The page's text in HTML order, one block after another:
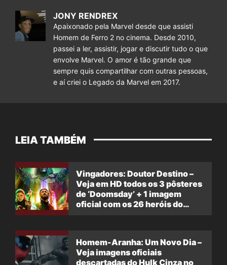
JONY RENDREX
Apaixonado pela Marvel desde que assisti
Homem de Ferro 2 no cinema. Desde 2010,
passei a ler, assistir, jogar e discutir tudo o que
envolve Marvel. O amor é tão grande que
sempre quis compartilhar com outras pessoas,
e aí criei o Legado da Marvel em 2017.
LEIA TAMBÉM
Vingadores: Doutor Destino –
Veja em HD todos os 3 pôsteres
de ‘Doomsday’ + 1 imagem
oficial com os 26 heróis do
Homem-Aranha: Um Novo Dia –
Veja imagens oficiais
descartadas do Hulk Cinza no